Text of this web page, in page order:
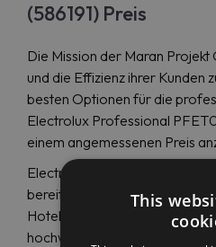
(586191) Preis
Die Mission der Maran
und die Effizienz ihrer Kunden
besten Optionen für die
Electrolux Professional
einem angemessenen Preis
Electrolux Professional hat
bereits bestätigt und erfüllt die
Hotelkomplexen und
hochwertige und funktionale
This